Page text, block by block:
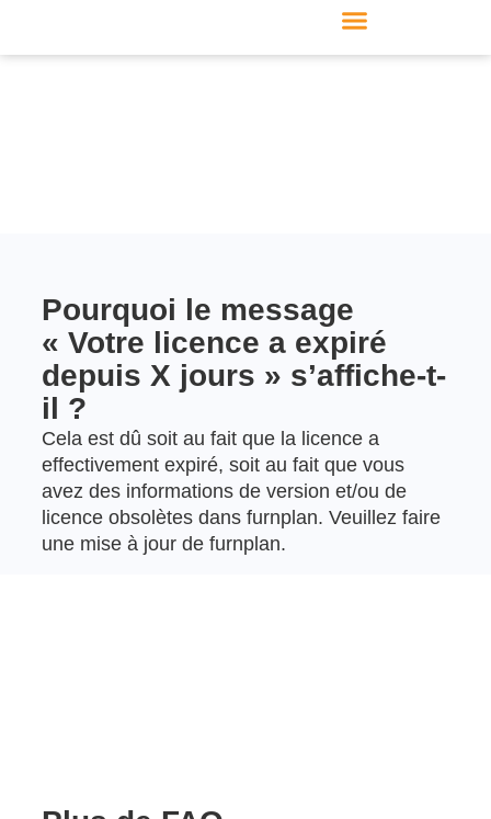
Pourquoi le message
« Votre licence a expiré
depuis X jours » s’affiche-t-
il ?
Cela est dû soit au fait que la licence a
effectivement expiré, soit au fait que vous
avez des informations de version et/ou de
licence obsolètes dans furnplan. Veuillez faire
une mise à jour de furnplan.